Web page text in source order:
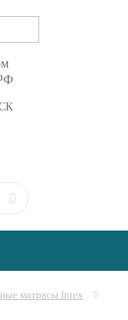
матрасы Intex